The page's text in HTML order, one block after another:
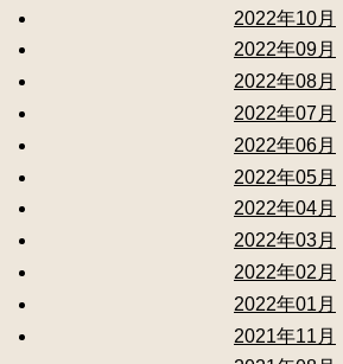
2022年10月
2022年09月
2022年08月
2022年07月
2022年06月
2022年05月
2022年04月
2022年03月
2022年02月
2022年01月
2021年11月